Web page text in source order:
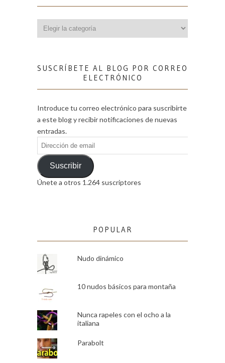
SUSCRÍBETE AL BLOG POR CORREO
ELECTRÓNICO
Introduce tu correo electrónico para suscribirte
a este blog y recibir notificaciones de nuevas
entradas.
Dirección
de
emailSuscribir
Únete a otros 1.264 suscriptores
POPULAR
Nudo dinámico
10 nudos básicos para montaña
Nunca rapeles con el ocho a la
italiana
Parabolt